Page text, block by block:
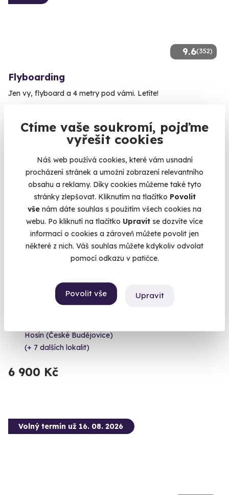
Ctíme vaše soukromí, pojďme
vyřešit cookies
Náš web používá cookies, které vám usnadní
procházení stránek a umožní zobrazení relevantního
obsahu a reklamy. Díky cookies můžeme také tyto
stránky zlepšovat. Kliknutím na tlačítko Povolit
vše nám dáte souhlas s použitím všech cookies na
webu. Po kliknutí na tlačítko Upravit se dozvíte více
informací o cookies a zároveň můžete povolit jen
některé z nich. Váš souhlas můžete kdykoliv odvolat
pomocí odkazu v patičce.
Povolit vše Upravit
9.6(352)
Flyboarding
Jen vy, flyboard a 4 metry pod vámi. Letíte!
(+ 14 dalších lokalit)
Doporučujeme
Pilotem na zkoušku - privátní let
Hosín (České Budějovice)
(+ 7 dalších lokalit)
6 900 Kč
Volný termín už 16. 08. 2026